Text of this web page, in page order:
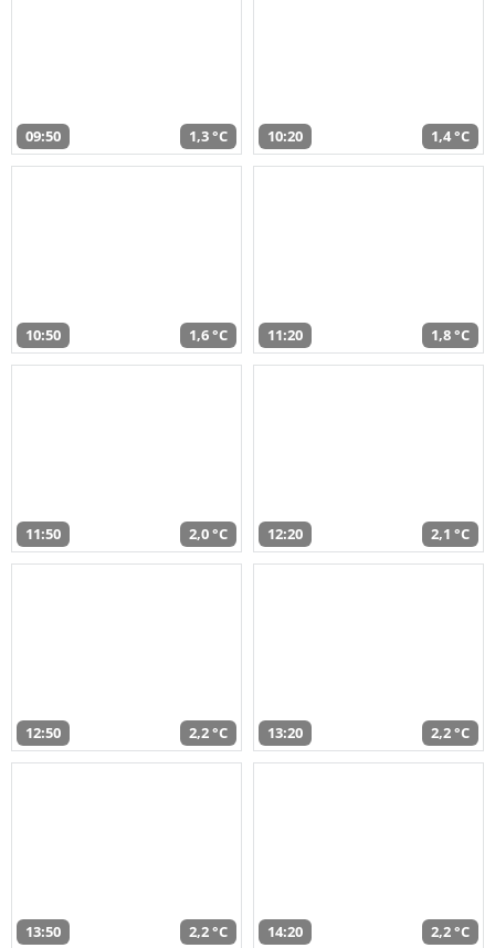
09:50 1,3 °C 10:20 1,4 °C
10:50 1,6 °C 11:20 1,8 °C
11:50 2,0 °C 12:20 2,1 °C
12:50 2,2 °C 13:20 2,2 °C
13:50 2,2 °C 14:20 2,2 °C